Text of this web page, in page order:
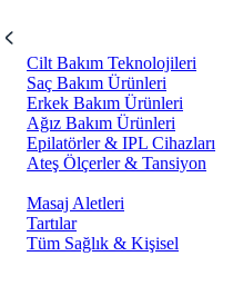
Cilt Bakım Teknolojileri
Saç Bakım Ürünleri
Erkek Bakım Ürünleri
Ağız Bakım Ürünleri
Epilatörler & IPL Cihazları
Ateş Ölçerler & Tansiyon
Masaj Aletleri
Tartılar
Tüm Sağlık & Kişisel